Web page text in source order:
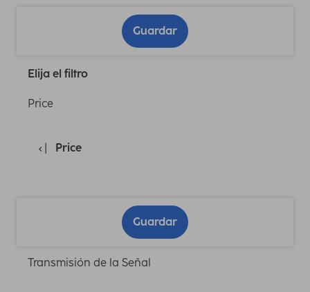
Guardar
Elija el filtro
Price
Price
Guardar
Transmisión de la Señal